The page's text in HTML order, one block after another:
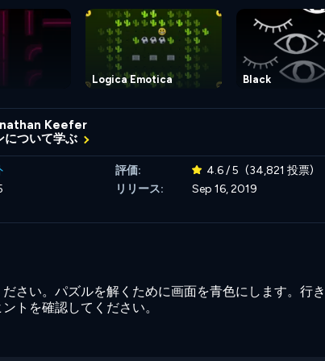
Logica Emotica Black
Keefer
について学ぶ
評価: 4.6 / 5 (34,821 投票)
リリース:
Sep 16, 2019
さい。パズルを解くために画面を青色にします。行
トを確認してください。